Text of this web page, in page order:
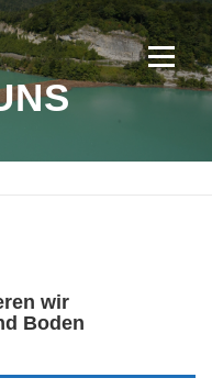
Menü
wir
Boden